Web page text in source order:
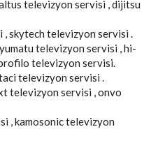
televizyon servisi , dijitsu
skytech televizyon servisi .
televizyon servisi , hi-
televizyon servisi.
televizyon servisi .
televizyon servisi , onvo
, kamosonic televizyon